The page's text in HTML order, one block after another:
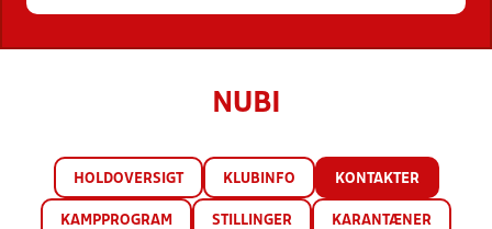
NUBI
HOLDOVERSIGT KLUBINFO KONTAKTER
KAMPPROGRAM STILLINGER KARANTÆNER